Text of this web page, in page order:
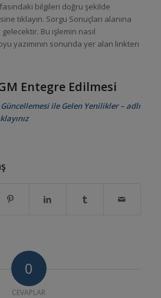
bilgileri doğru şekilde
tıklayın. Sorgu Sonuçları alanına
Bu işlemin nasıl
yazımının sonunda yer alan linkten
Entegre Edilmesi
Güncellemesi ile Gelen Yenilikler – adlı
0
CEVAPLAR